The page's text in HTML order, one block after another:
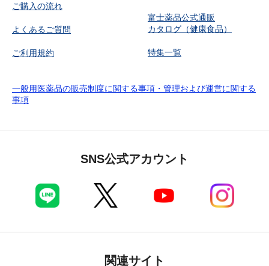
ご購入の流れ
よくあるご質問
ご利用規約
富士薬品公式通販
カタログ（健康食品）
特集一覧
一般用医薬品の販売制度に関する事項・管理および運営に関する
事項
SNS公式アカウント
関連サイト